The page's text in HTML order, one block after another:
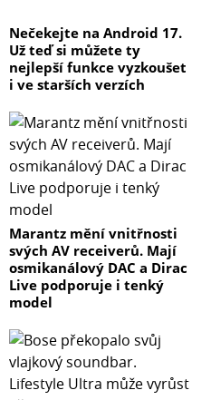
Nečekejte na Android 17.
Už teď si můžete ty
nejlepší funkce vyzkoušet
i ve starších verzích
Marantz mění vnitřnosti
svých AV receiverů. Mají
osmikanálový DAC a Dirac
Live podporuje i tenký
model